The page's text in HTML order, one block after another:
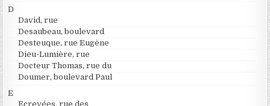
D
David, rue
Desaubeau, boulevard
Desteuque, rue Eugène
Dieu-Lumière, rue
Docteur Thomas, rue du
Doumer, boulevard Paul
E
Ecrevées, rue des